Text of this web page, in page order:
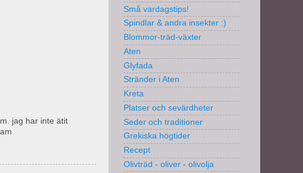
jag har inte ätit
Små vardagstips!
Spindlar & andra insekter :)
Blommor-träd-växter
Aten
Glyfada
Stränder i Aten
Kreta
Platser och sevärdheter
Seder och traditioner
Grekiska högtider
Recept
Olivträd - oliver - olivolja